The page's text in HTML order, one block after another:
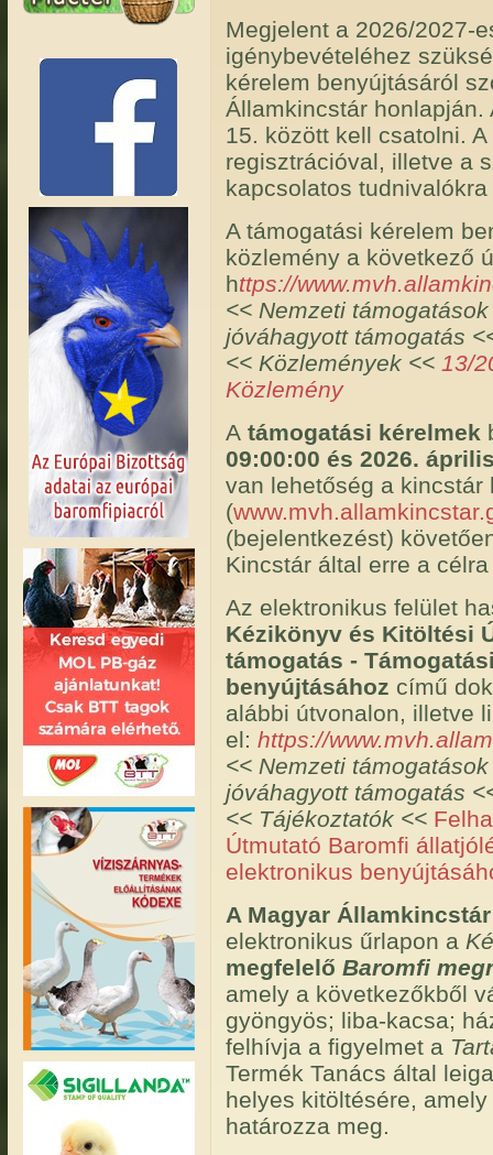
Megjelent a 2026/2027-
igénybevételéhez
kérelem benyújtásáról
Államkincstár
15. között kell csatolni.
regisztrációval, illetve a
kapcsolatos
A támogatási kérelem
közlemény a következő
https://
<< Nemzeti
jóváhagyott támogatás
<< Közlemények << 13/
Közlemény
A támogatási kérelmek
09:00:00 és 2026.
van lehetőség a kincstár
(
(bejelentkezést)
Kincstár által erre a
Az elektronikus felület
Kézikönyv és Kitöltési
támogatás -
benyújtásához című
alábbi útvonalon, illetve
el: https://
<< Nemzeti
jóváhagyott támogatás
<< Tájékoztatók <<
Útmutató Baromfi
elektronikus
A Magyar
elektronikus űrlapon a
megfelelő Baromfi
amely a következőkből
gyöngyös; liba-kacsa;
felhívja a figyelmet a
Termék Tanács által
helyes kitöltésére,
határozza meg.